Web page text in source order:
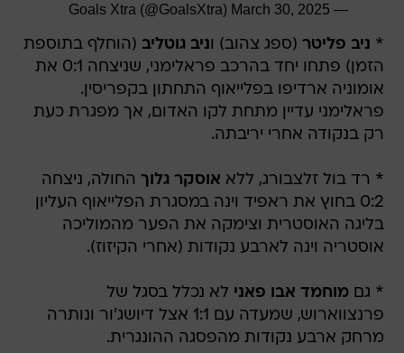
— Goals Xtra (@GoalsXtra)
March 30, 2025
* ניב פליטר (ספג צהוב) וניב גוטליב (הוחלף בתוספת
הזמן) פתחו יחד בהרכב פראלימני, שניצחה 0:1 את
אומוניה ארדיפו בפלייאוף התחתון בקפריסין.
פראלימני עדיין מתחת לקו האדום, אך מפגרת כעת
רק בנקודה אחרי יריבתה.
* רד בול זלצבורג, ללא אוסקר גלוך החולה, ניצחה
0:2 בחוץ את ראפיד וינה במסגרת הפלייאוף העליון
בליגה האוסטרית וצימקה את הפער מהמוליכה
אוסטריה וינה לארבע נקודות (אחרי הקיזוז).
* גםמוחמד אבו פאני לא נכלל בסגל של
פרנצווארוש, שמעדה עם 1:1 אצל דיושג'ור ונותרה
מרחק ארבע נקודות מהפסגה ההונגרית.